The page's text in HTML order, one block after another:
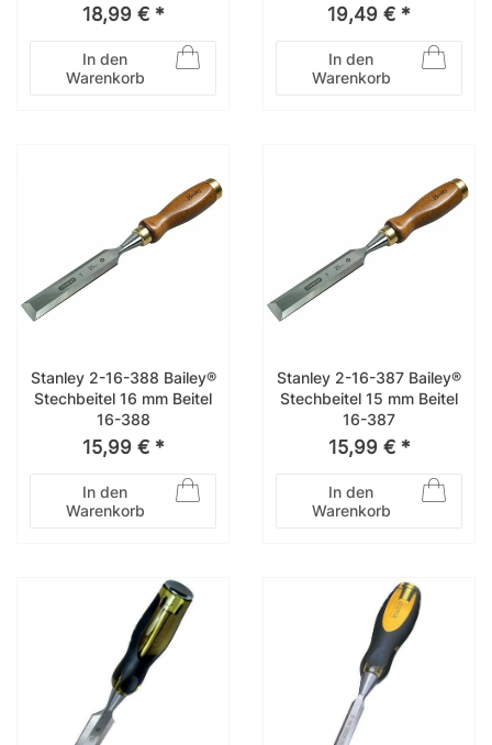
18,99 € *
In den
Warenkorb
19,49 € *
In den
Warenkorb
Stanley 2-16-388 Bailey®
Stechbeitel 16 mm Beitel
16-388
15,99 € *
In den
Warenkorb
Stanley 2-16-387 Bailey®
Stechbeitel 15 mm Beitel
16-387
15,99 € *
In den
Warenkorb